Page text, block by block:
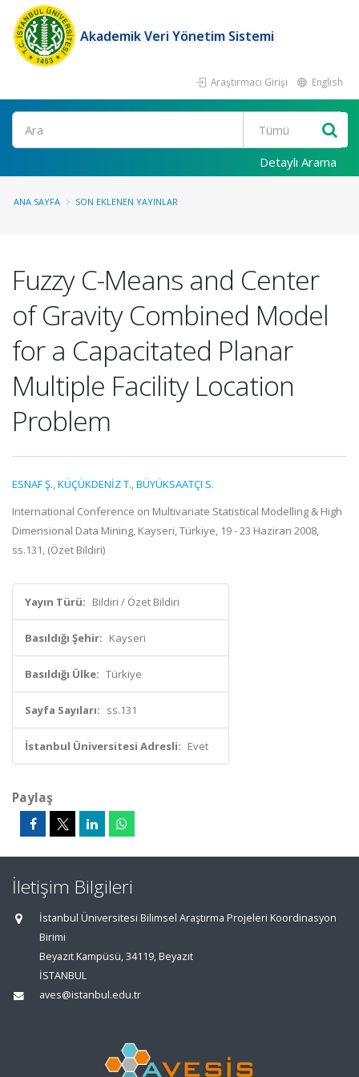
Akademik Veri Yönetim Sistemi
Araştırmacı Girişi English
Ara
Detaylı Arama
ANA SAYFA SON EKLENEN YAYINLAR
Fuzzy C-Means and Center
of Gravity Combined Model
for a Capacitated Planar
Multiple Facility Location
Problem
ESNAF Ş.,KÜÇÜKDENİZ T.,BÜYÜKSAATÇI S.
International Conference on Multivariate Statistical Modelling & High
Dimensional Data Mining, Kayseri, Türkiye, 19 - 23 Haziran 2008,
ss.131, (Özet Bildiri)
Yayın Türü: Bildiri / Özet Bildiri
Basıldığı Şehir: Kayseri
Basıldığı Ülke: Türkiye
Sayfa Sayıları: ss.131
İstanbul Üniversitesi Adresli: Evet
Paylaş
İletişim Bilgileri
İstanbul Üniversitesi Bilimsel Araştırma Projeleri Koordinasyon
Birimi
Beyazıt Kampüsü, 34119, Beyazıt
İSTANBUL
aves@istanbul.edu.tr